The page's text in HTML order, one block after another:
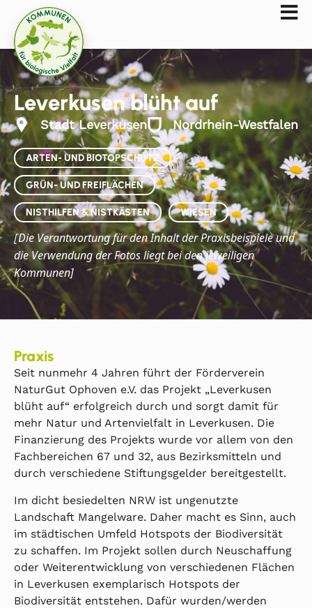
Leverkusen blüht auf
Stadt Leverkusen Nordrhein-Westfalen
ARTEN- UND BIOTOPSCHUTZ
GRÜN- UND FREIFLÄCHEN
NISTHILFEN & NISTKÄSTEN WIESEN
[DieVerantwortung für den Inhalt der Praxisbeispiele und
die Verwendung der Fotos liegt bei den jeweiligen
Kommunen]
Praxis
Seit nunmehr 4 Jahren führt der Förderverein
NaturGut Ophoven e.V. das Projekt „Leverkusen
blüht auf“ erfolgreich durch und sorgt damit für
mehr Natur und Artenvielfalt in Leverkusen. Die
Finanzierung des Projekts wurde vor allem von den
Fachbereichen 67 und 32, aus Bezirksmitteln und
durch verschiedene Stiftungsgelder bereitgestellt.
Im dicht besiedelten NRW ist ungenutzte
Landschaft Mangelware. Daher macht es Sinn, auch
im städtischen Umfeld Hotspots der Biodiversität
zu schaffen. Im Projekt sollen durch Neuschaffung
oder Weiterentwicklung von verschiedenen Flächen
in Leverkusen exemplarisch Hotspots der
Biodiversität entstehen. Dafür wurden/werden